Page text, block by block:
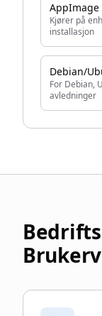
AppImage
Kjører på
installasjon
Debian/
For Debian,
avledninger